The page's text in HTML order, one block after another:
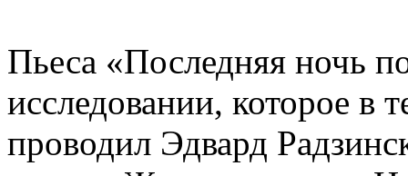
Пьеса «Последняя ночь
исследовании, которое в
проводил Эдвард